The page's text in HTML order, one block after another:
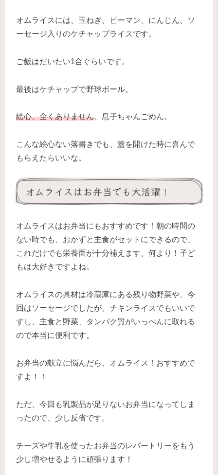
オムライスには、玉ねぎ、ピーマン、にんじん、ソ
ーセージ入りのケチャップライスです。
ご飯はだいたい1合ぐらいです。
最後はケチャップで野球ボール。
絵心、全くありません。息子ちゃんごめん。
こんな絵心ない落書きでも、蓋を開けた時に喜んで
もらえたらいいな。
オムライスはお弁当でも大活躍！
オムライスはお弁当にもおすすめです！朝の時間の
ない時でも、おかずと主食がセットにできるので、
これだけでも栄養面が十分補えます。何より！子ど
もは大好きですよね。
オムライスの具材は冷蔵庫にある残り物野菜や、今
回はソーセージでしたが、チキンライスでもいいで
すし、主食と野菜、タンパク質がいっぺんに取れる
ので本当に便利です。
お弁当の献立に悩んだら、オムライス！おすすめで
すよ！！
ただ、今回も乳製品が足りないお弁当になってしま
ったので、少し反省です。
チーズや牛乳を使ったお弁当のレパートリーをもう
少し増やせるように頑張ります！